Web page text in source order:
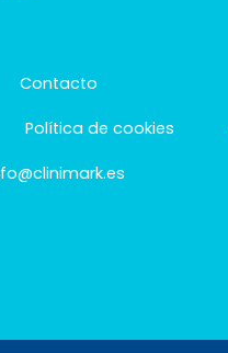
Contacto
Política de cookies